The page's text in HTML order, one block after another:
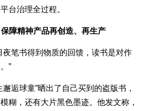
台治理全过程。
障精神产品再创造、再生产
笔书得到物质的回馈，读书是对作
”
球童”晒出了自己买到的盗版书，
糊，还有大片黑色墨迹。他发文称，